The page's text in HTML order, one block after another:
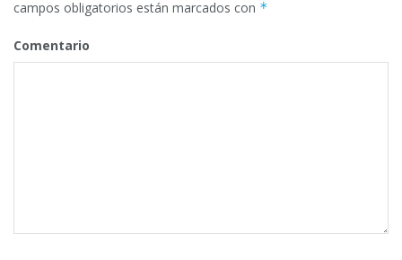
campos obligatorios están marcados con *
Comentario